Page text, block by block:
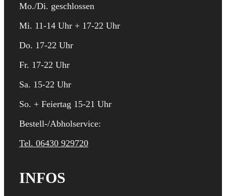
Mo./Di. geschlossen
Mi. 11-14 Uhr + 17-22 Uhr
Do. 17-22 Uhr
Fr. 17-22 Uhr
Sa. 15-22 Uhr
So. + Feiertag 15-21 Uhr
Bestell-/Abholservice:
Tel. 06430 929720
INFOS